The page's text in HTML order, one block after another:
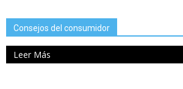
Consejos del consumidor
Leer Más